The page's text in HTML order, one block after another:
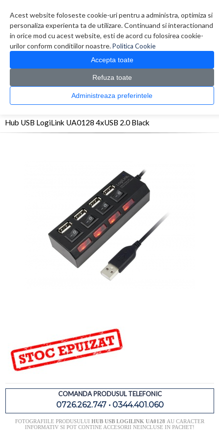
Acest website foloseste cookie-uri pentru a administra, optimiza si
personaliza experienta ta de utilizare. Continuand si interactionand
in orice mod cu acest website, esti de acord cu folosirea cookie-
urilor conform conditiilor noastre.Politica Cookie
Accepta toate
Refuza toate
Administreaza preferintele
0 produs(e)
CATALOG PRODUSE
> Hub-uri USB >
Hub USB LogiLink UA0128 4xUSB 2.0
Hub USB LogiLink UA0128 4xUSB 2.0 Black
COMANDA PRODUSUL TELEFONIC
0726.262.747 • 0344.401.060
FOTOGRAFIILE PRODUSULUI HUB USB LOGILINK UA0128 AU CARACTER
INFORMATIV SI POT CONTINE ACCESORII NEINCLUSE IN PACHET!